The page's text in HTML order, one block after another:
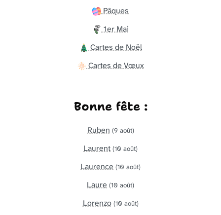
Pâques
1er Mai
Cartes de Noël
Cartes de Vœux
Bonne fête :
Ruben (9 août)
Laurent (10 août)
Laurence (10 août)
Laure (10 août)
Lorenzo (10 août)